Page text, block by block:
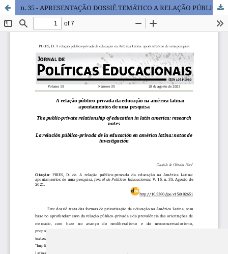
n. 35 - APRESENTAÇÃO DOSSIÊ TEMÁTICO A RELAÇÃO PÚBLICO-PRIVADA DA EDUCAÇÃO NA AMÉRICA LATINA: APONTAMENTOS DE UMA PESQUISA